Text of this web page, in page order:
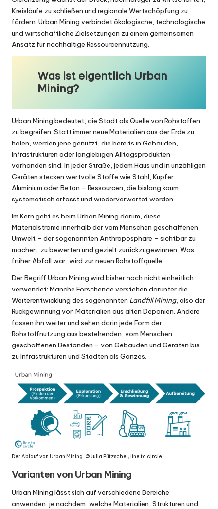
Kreisläufe zu schließen und regionale Wertschöpfung zu
fördern. Urban Mining verbindet ökologische, technologische
und wirtschaftliche Zielsetzungen zu einem gemeinsamen
Ansatz für nachhaltige Ressourcennutzung.
Was ist eigentlich Urban
Mining?
Urban Mining bedeutet, die Stadt als Quelle von Rohstoffen
zu begreifen. Statt immer neue Materialien aus der Erde zu
holen, werden jene genutzt, die bereits in Gebäuden,
Infrastrukturen oder langlebigen Alltagsprodukten
vorhanden sind. In jeder Straße, jedem Haus und in unzähligen
Geräten stecken wertvolle Stoffe wie Stahl, Kupfer,
Aluminium oder Beton – Ressourcen, die bislang kaum
systematisch erfasst und wiederverwertet werden.
Im Kern geht es beim Urban Mining darum, diese
Materialströme innerhalb der vom Menschen geschaffenen
Umwelt – der sogenannten Anthroposphäre – sichtbar zu
machen, zu bewerten und gezielt zurückzugewinnen. Was
früher Abfall war, wird zur neuen Rohstoffquelle.
Der Begriff Urban Mining wird bisher noch nicht einheitlich
verwendet: Manche Forschende verstehen darunter die
Weiterentwicklung des sogenannten Landfill Mining, also der
Rückgewinnung von Materialien aus alten Deponien. Andere
fassen ihn weiter und sehen darin jede Form der
Rohstoffnutzung aus bestehenden, vom Menschen
geschaffenen Beständen – von Gebäuden und Geräten bis
zu Infrastrukturen und Städten als Ganzes.
Der Ablauf von Urban Mining. © Julia Pützschel, line to circle
Varianten von Urban Mining
Urban Mining lässt sich auf verschiedene Bereiche
anwenden, je nachdem, welche Materialien, Strukturen und